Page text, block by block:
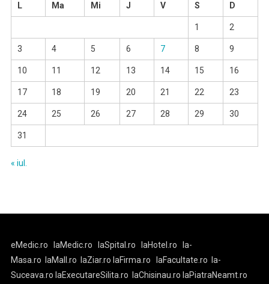
L
Ma Mi J V S D
1 2
3 4 5 6 7 8 9
10 11 12 13 14 15 16
17 18 19 20 21 22 23
24 25 26 27 28 29 30
31
« iul.
eMedic.ro laMedic.ro laSpital.ro laHotel.ro
la-
Masa.ro
laMall.ro laZiar.ro laFirma.ro laFacultate.ro
la-
Suceava.ro laExecutareSilita.ro laChisinau.ro laPiatraNeamt.ro